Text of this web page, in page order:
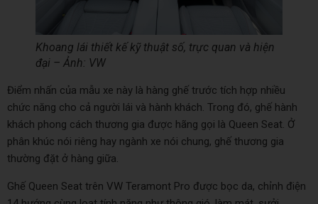
Khoang lái thiết kế kỹ thuật số, trực quan và hiện
đại – Ảnh: VW
Điểm nhấn của mẫu xe này là hàng ghế trước tích hợp nhiều
chức năng cho cả người lái và hành khách. Trong đó, ghế hành
khách phong cách thương gia được hãng gọi là Queen Seat. Ở
phân khúc nói riêng hay ngành xe nói chung, ghế thương gia
thường đặt ở hàng giữa.
Ghế Queen Seat trên VW Teramont Pro được bọc da, chỉnh điện